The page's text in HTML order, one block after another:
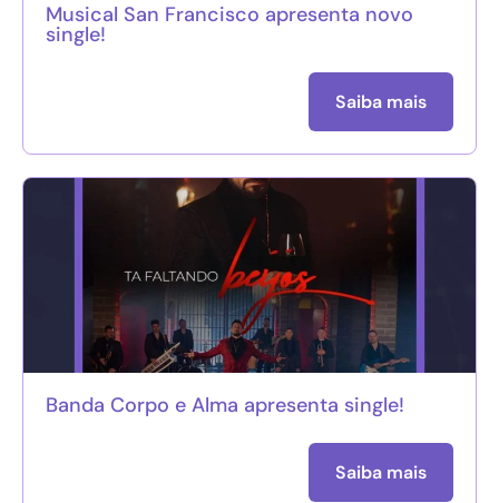
Musical San Francisco apresenta novo
single!
Saiba mais
Banda Corpo e Alma apresenta single!
Saiba mais